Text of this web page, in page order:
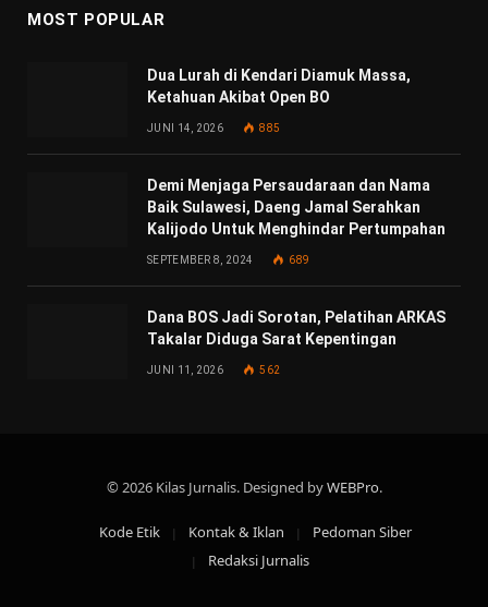
MOST POPULAR
Dua Lurah di Kendari Diamuk Massa,
Ketahuan Akibat Open BO
JUNI 14, 2026 885
Demi Menjaga Persaudaraan dan Nama
Baik Sulawesi, Daeng Jamal Serahkan
Kalijodo Untuk Menghindar Pertumpahan
SEPTEMBER 8, 2024 689
Dana BOS Jadi Sorotan, Pelatihan ARKAS
Takalar Diduga Sarat Kepentingan
JUNI 11, 2026 562
© 2026 Kilas Jurnalis. Designed byWEBPro.
Kode Etik Kontak & Iklan
Pedoman Siber
Redaksi Jurnalis